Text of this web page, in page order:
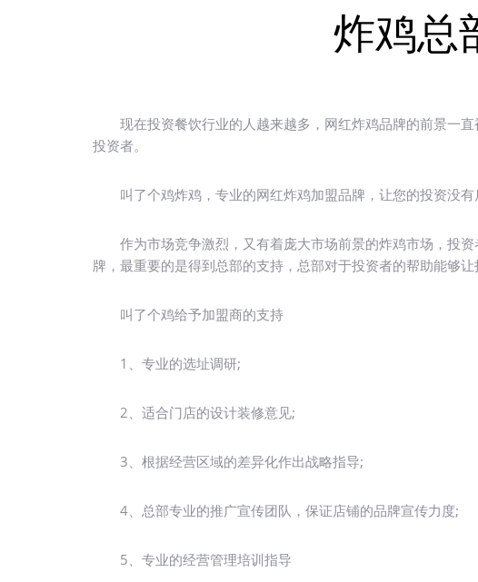
炸鸡总
现在投资餐饮行业的人越来越多，网红炸鸡品牌的前景一直
投资者。
叫了个鸡炸鸡，专业的网红炸鸡加盟品牌，让您的投资没有
作为市场竞争激烈，又有着庞大市场前景的炸鸡市场，投资
牌，最重要的是得到总部的支持，总部对于投资者的帮助能够
叫了个鸡给予加盟商的支持
1、专业的选址调研;
2、适合门店的设计装修意见;
3、根据经营区域的差异化作出战略指导;
4、总部专业的推广宣传团队，保证店铺的品牌宣传力度;
5、专业的经营管理培训指导